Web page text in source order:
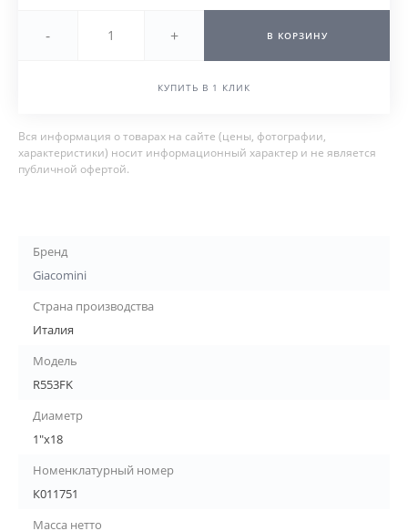
- + В КОРЗИНУ
КУПИТЬ В 1 КЛИК
Вся информация о товарах на сайте (цены, фотографии,
характеристики) носит информационный характер и не является
публичной офертой.
Бренд
Giacomini
Страна производства
Италия
Модель
R553FK
Диаметр
1"х18
Номенклатурный номер
К011751
Масса нетто